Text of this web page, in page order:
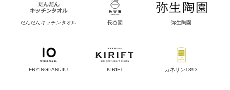
だんだんキッチンタオル 長谷園 弥生陶園
FRYINGPAN JIU KIRIFT カネサン1893